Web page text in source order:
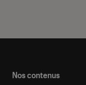
Nos contenus